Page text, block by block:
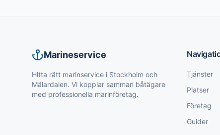
Marineservice
Hitta rätt marinservice i Stockholm och
Mälardalen. Vi kopplar samman båtägare
med professionella marinföretag.
Tjänster
Platser
Företag
Guider